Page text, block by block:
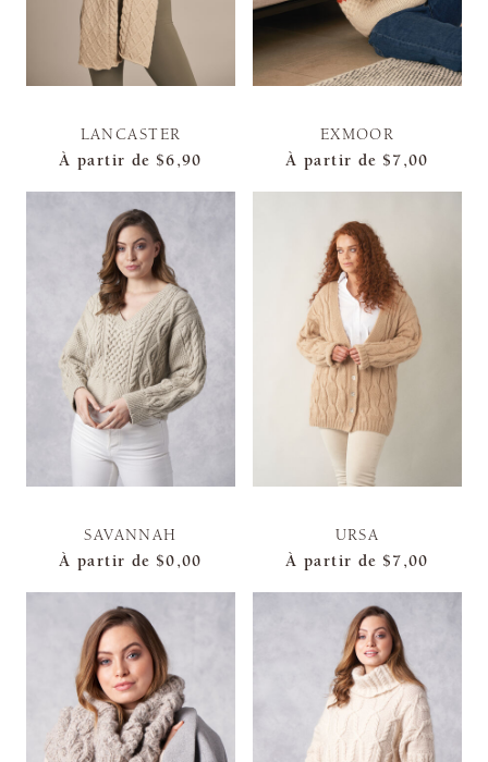
LANCASTER
À partir de $6,90
EXMOOR
À partir de $7,00
SAVANNAH
À partir de $0,00
URSA
À partir de $7,00